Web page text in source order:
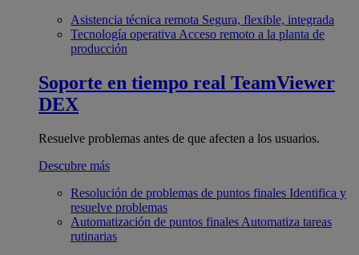
Asistencia técnica remota Segura, flexible, integrada
Tecnología operativa Acceso remoto a la planta de
producción
Soporte en tiempo real TeamViewer
DEX
Resuelve problemas antes de que afecten a los usuarios.
Descubre más
Resolución de problemas de puntos finales Identifica y
resuelve problemas
Automatización de puntos finales Automatiza tareas
rutinarias